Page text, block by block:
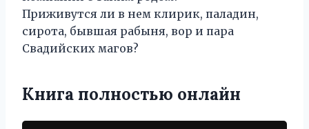
Приживутся ли в нем клирик, паладин,
сирота, бывшая рабыня, вор и пара
Свадийских магов?
Книга полностью онлайн